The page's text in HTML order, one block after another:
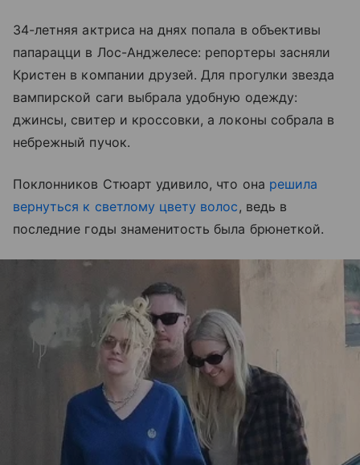
34-летняя актриса на днях попала в объективы
папарацци в Лос-Анджелесе: репортеры засняли
Кристен в компании друзей. Для прогулки звезда
вампирской саги выбрала удобную одежду:
джинсы, свитер и кроссовки, а локоны собрала в
небрежный пучок.
Поклонников Стюарт удивило, что она решила
вернуться к светлому цвету волос, ведь в
последние годы знаменитость была брюнеткой.